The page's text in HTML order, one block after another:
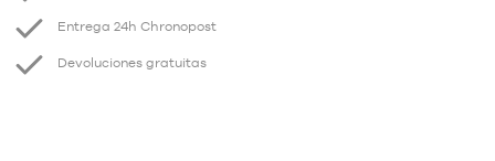
Entrega 24h Chronopost
Devoluciones gratuitas